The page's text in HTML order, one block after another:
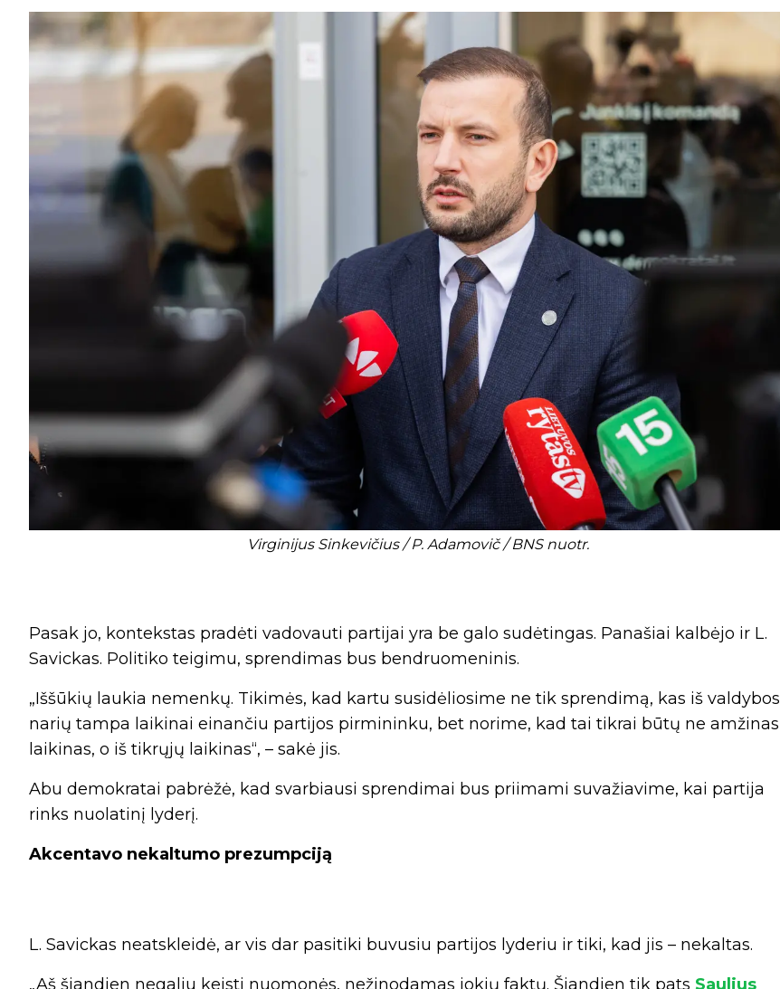
Virginijus Sinkevičius / P. Adamovič / BNS nuotr.
Pasak jo, kontekstas pradėti vadovauti partijai yra be galo sudėtingas. Panašiai kalbėjo ir L.
Savickas. Politiko teigimu, sprendimas bus bendruomeninis.
„Iššūkių laukia nemenkų. Tikimės, kad kartu susidėliosime ne tik sprendimą, kas iš valdybos
narių tampa laikinai einančiu partijos pirmininku, bet norime, kad tai tikrai būtų ne amžinas
laikinas, o iš tikrųjų laikinas“, – sakė jis.
Abu demokratai pabrėžė, kad svarbiausi sprendimai bus priimami suvažiavime, kai partija
rinks nuolatinį lyderį.
Akcentavo nekaltumo prezumpciją
L. Savickas neatskleidė, ar vis dar pasitiki buvusiu partijos lyderiu ir tiki, kad jis – nekaltas.
„Aš šiandien negaliu keisti nuomonės, nežinodamas jokių faktų. Šiandien tik pats Saulius